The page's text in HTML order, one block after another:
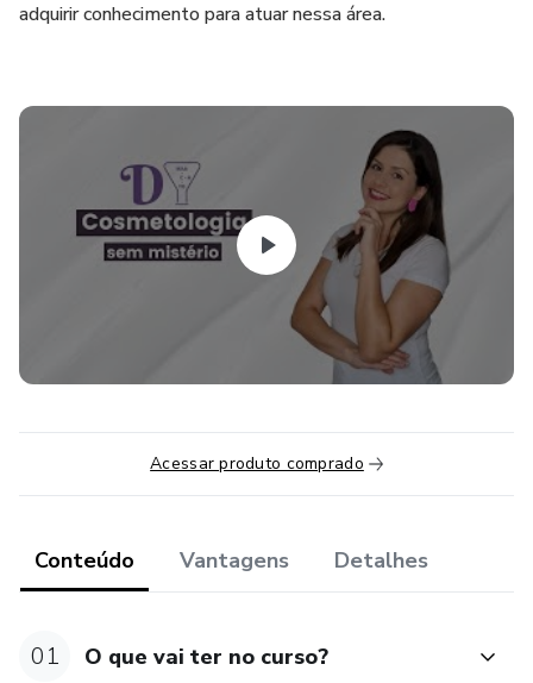
adquirir conhecimento para atuar nessa área.
Acessar produto comprado
Conteúdo Vantagens Detalhes
01 O que vai ter no curso?